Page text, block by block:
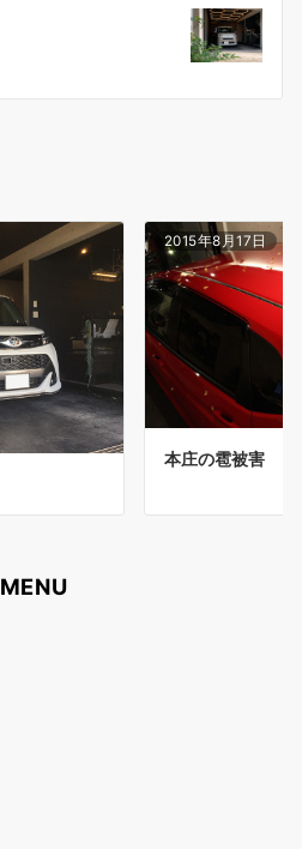
2015年8月17日
本庄の雹被害
MENU